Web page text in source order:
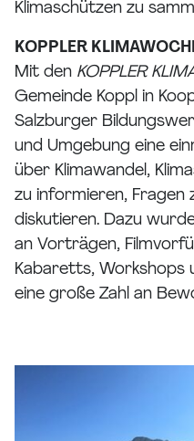
Klimaschützen zu
KOPPLER
Mit den KOPPLER
Gemeinde Koppl in
Salzburger
und Umgebung eine
über Klimawandel,
zu informieren, Fragen
diskutieren. Dazu
an Vorträgen,
Kabaretts, Workshops
eine große Zahl an